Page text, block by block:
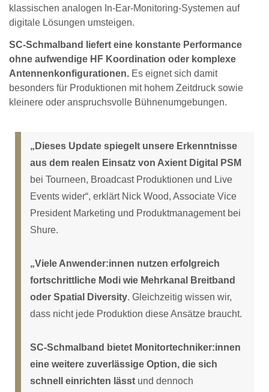
klassischen analogen In-Ear-Monitoring-Systemen auf
digitale Lösungen umsteigen.
SC-Schmalband liefert eine konstante Performance
ohne aufwendige HF Koordination oder komplexe
Antennenkonfigurationen. Es eignet sich damit
besonders für Produktionen mit hohem Zeitdruck sowie
kleinere oder anspruchsvolle Bühnenumgebungen.
„Dieses Update spiegelt unsere Erkenntnisse
aus dem realen Einsatz von Axient Digital PSM
bei Tourneen, Broadcast Produktionen und Live
Events wider“, erklärt Nick Wood, Associate Vice
President Marketing und Produktmanagement bei
Shure.
„Viele Anwender:innen nutzen erfolgreich
fortschrittliche Modi wie Mehrkanal Breitband
oder Spatial Diversity. Gleichzeitig wissen wir,
dass nicht jede Produktion diese Ansätze braucht.
SC-Schmalband bietet Monitortechniker:innen
eine weitere zuverlässige Option, die sich
schnell einrichten lässt und dennoch